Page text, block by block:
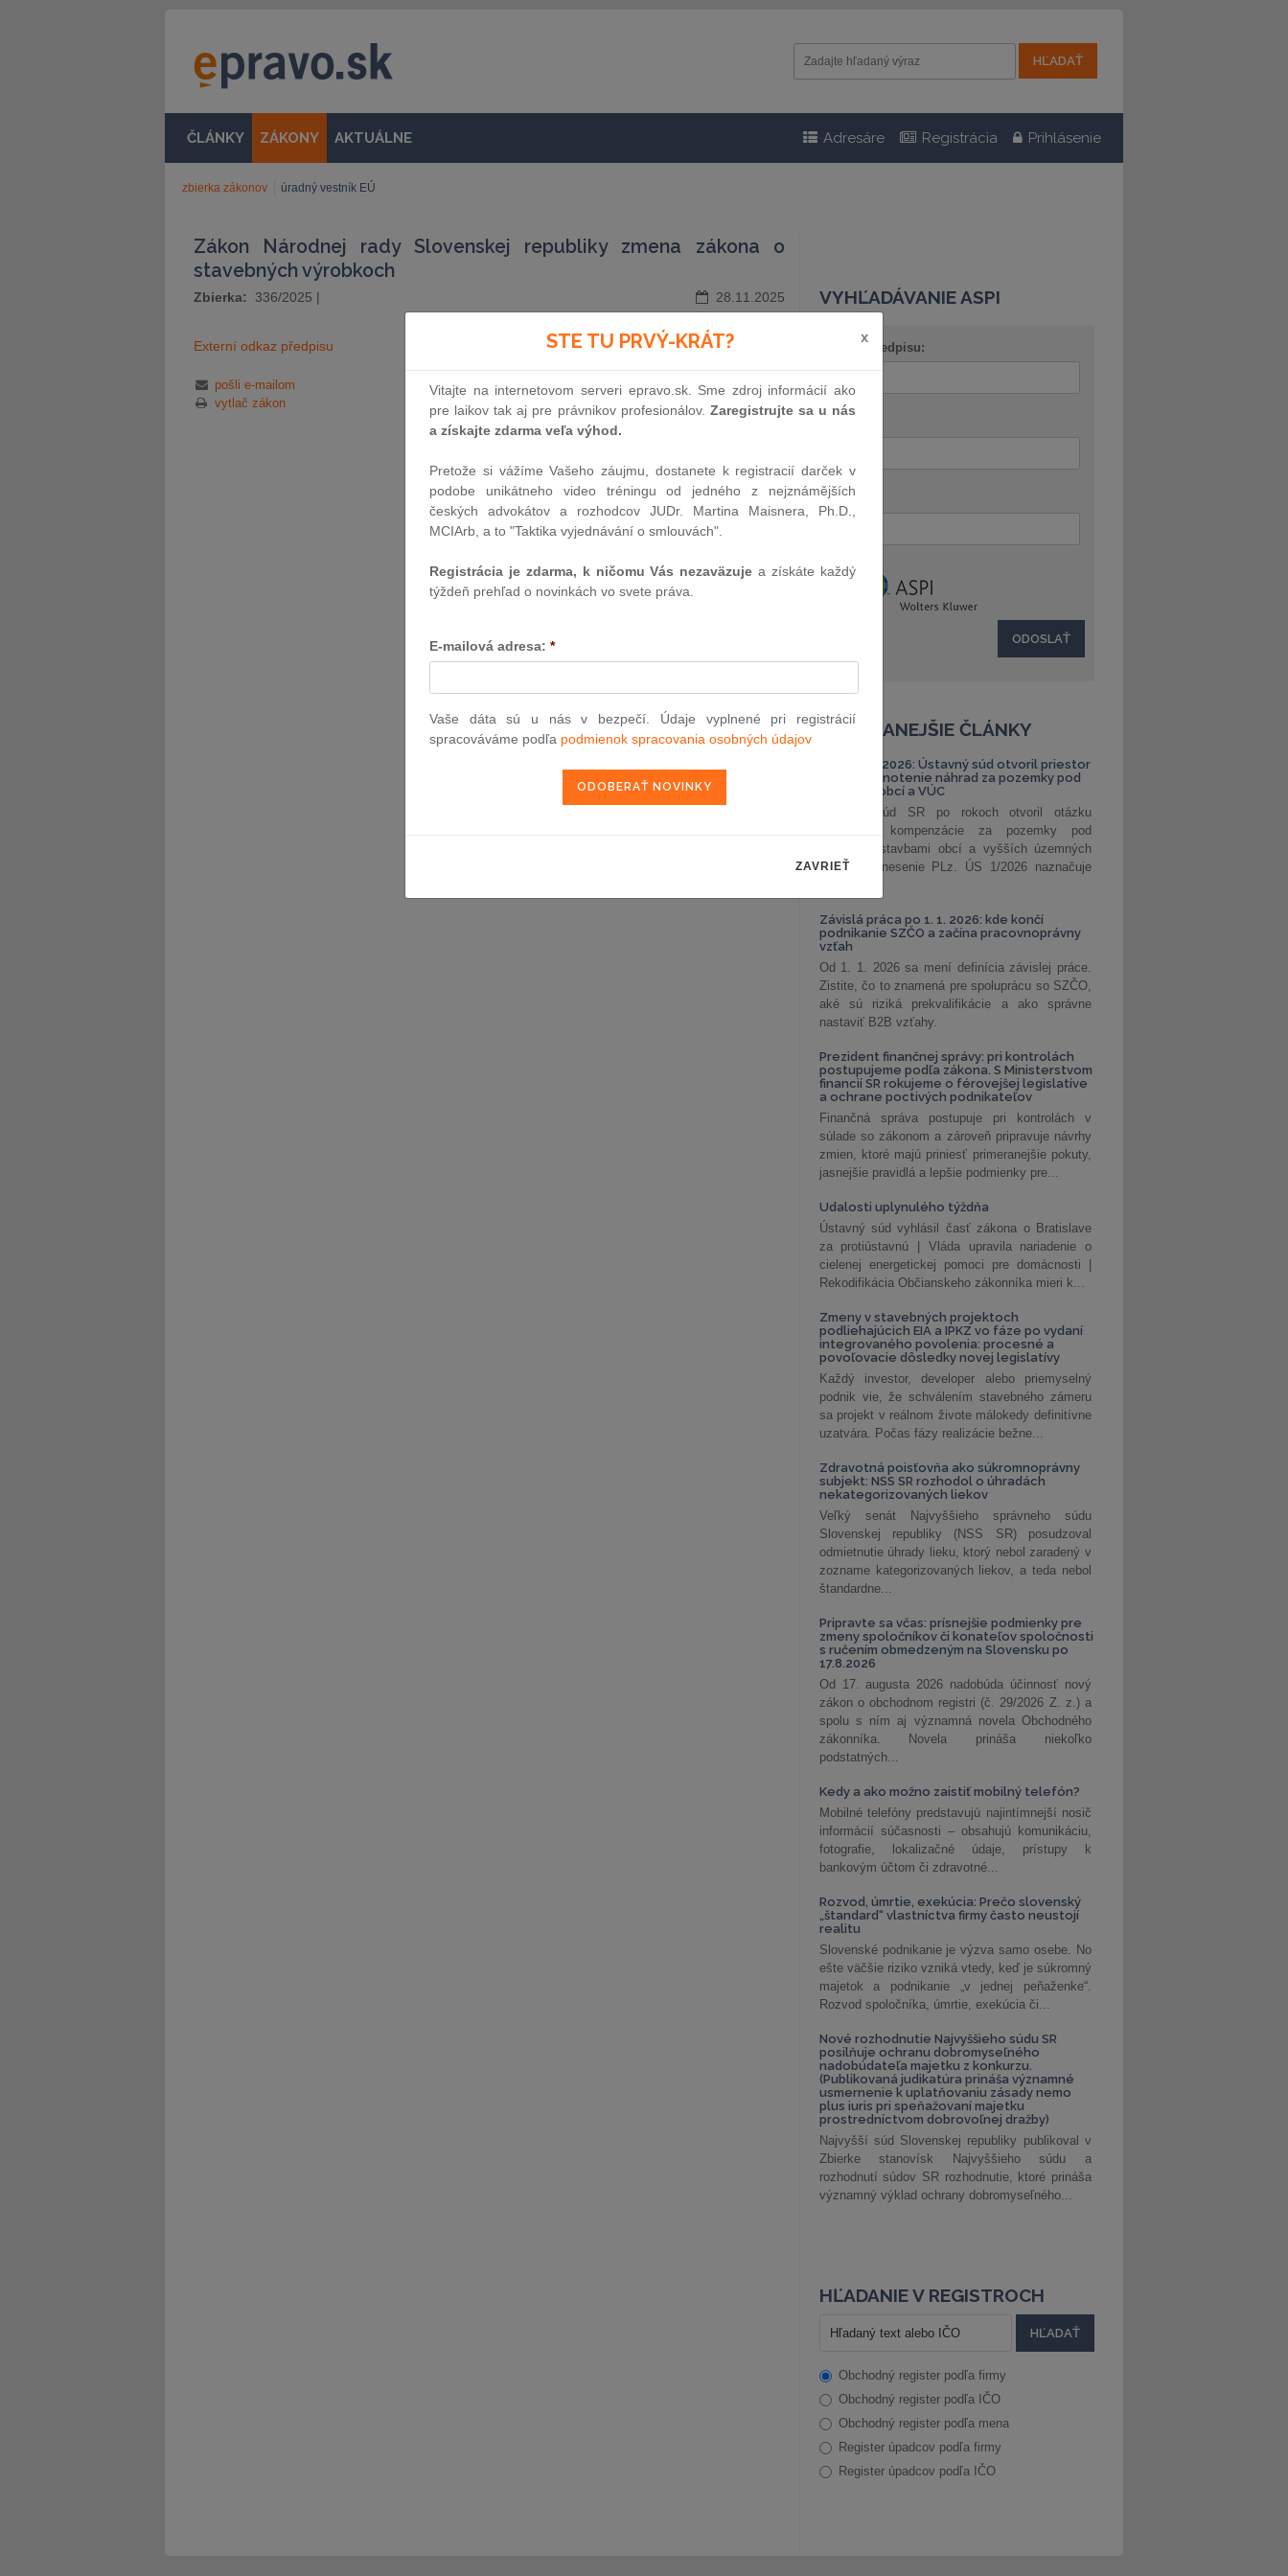
ČLÁNKY ZÁKONY AKTUÁLNE Adresáre Registrácia Prihlásenie
zbierka zákonov úradný vestník EÚ
Zákon Národnej rady Slovenskej republiky zmena zákona o
stavebných výrobkoch
Zbierka: 336/2025 | 28.11.2025
Externí odkaz předpisu
pošli e-mailom
vytlač zákon
VYHĽADÁVANIE ASPI
Číslo predpisu:
Text:
NAJČÍTANEJŠIE ČLÁNKY
PLz. ÚS 1/2026: Ústavný súd otvoril priestor
na prehodnotenie náhrad za pozemky pod
stavbami obcí a VÚC
Ústavný súd SR po rokoch otvoril otázku
primeranej kompenzácie za pozemky pod
verejnými stavbami obcí a vyšších územných
celkov. Uznesenie PLz. ÚS 1/2026 naznačuje
odklon od...
Závislá práca po 1. 1. 2026: kde končí
podnikanie SZČO a začína pracovnoprávny
vzťah
Od 1. 1. 2026 sa mení definícia závislej práce.
Zistite, čo to znamená pre spoluprácu so SZČO,
aké sú riziká prekvalifikácie a ako správne
nastaviť B2B vzťahy.
Prezident finančnej správy: pri kontrolách
postupujeme podľa zákona. S Ministerstvom
financií SR rokujeme o férovejšej legislatíve
a ochrane poctivých podnikateľov
Finančná správa postupuje pri kontrolách v
súlade so zákonom a zároveň pripravuje návrhy
zmien, ktoré majú priniesť primeranejšie pokuty,
jasnejšie pravidlá a lepšie podmienky pre...
Udalosti uplynulého týždňa
Ústavný súd vyhlásil časť zákona o Bratislave
za protiústavnú | Vláda upravila nariadenie o
cielenej energetickej pomoci pre domácnosti |
Rekodifikácia Občianskeho zákonníka mieri k...
Zmeny v stavebných projektoch
podliehajúcich EIA a IPKZ vo fáze po vydaní
integrovaného povolenia: procesné a
povoľovacie dôsledky novej legislatívy
Každý investor, developer alebo priemyselný
podnik vie, že schválením stavebného zámeru
sa projekt v reálnom živote málokedy definitívne
uzatvára. Počas fázy realizácie bežne...
Zdravotná poisťovňa ako súkromnoprávny
subjekt: NSS SR rozhodol o úhradách
nekategorizovaných liekov
Veľký senát Najvyššieho správneho súdu
Slovenskej republiky (NSS SR) posudzoval
odmietnutie úhrady lieku, ktorý nebol zaradený v
zozname kategorizovaných liekov, a teda nebol
štandardne...
Pripravte sa včas: prísnejšie podmienky pre
zmeny spoločníkov či konateľov spoločnosti
s ručením obmedzeným na Slovensku po
17.8.2026
Od 17. augusta 2026 nadobúda účinnosť nový
zákon o obchodnom registri (č. 29/2026 Z. z.) a
spolu s ním aj významná novela Obchodného
zákonníka. Novela prináša niekoľko
podstatných...
Kedy a ako možno zaistiť mobilný telefón?
Mobilné telefóny predstavujú najintímnejší nosič
informácií súčasnosti – obsahujú komunikáciu,
fotografie, lokalizačné údaje, prístupy k
bankovým účtom či zdravotné...
Rozvod, úmrtie, exekúcia: Prečo slovenský
„štandard“ vlastníctva firmy často neustojí
realitu
Slovenské podnikanie je výzva samo osebe. No
ešte väčšie riziko vzniká vtedy, keď je súkromný
majetok a podnikanie „v jednej peňaženke“.
Rozvod spoločníka, úmrtie, exekúcia či...
Nové rozhodnutie Najvyššieho súdu SR
posilňuje ochranu dobromyseľného
nadobúdateľa majetku z konkurzu.
(Publikovaná judikatúra prináša významné
usmernenie k uplatňovaniu zásady nemo
plus iuris pri speňažovaní majetku
prostredníctvom dobrovoľnej dražby)
Najvyšší súd Slovenskej republiky publikoval v
Zbierke stanovísk Najvyššieho súdu a
rozhodnutí súdov SR rozhodnutie, ktoré prináša
významný výklad ochrany dobromyseľného...
HĽADANIE V REGISTROCH
Obchodný register podľa firmy
Obchodný register podľa IČO
Obchodný register podľa mena
Register úpadcov podľa firmy
Register úpadcov podľa IČO
STE TU PRVÝ-KRÁT? x
Vitajte na internetovom serveri epravo.sk. Sme zdroj informácií ako
pre laikov tak aj pre právnikov profesionálov. Zaregistrujte sa u nás
a získajte zdarma veľa výhod.
Pretože si vážíme Vašeho záujmu, dostanete k registracií darček v
podobe unikátneho video tréningu od jedného z nejznámějších
českých advokátov a rozhodcov JUDr. Martina Maisnera, Ph.D.,
MCIArb, a to "Taktika vyjednávání o smlouvách".
Registrácia je zdarma, k ničomu Vás nezaväzuje a získáte každý
týždeň prehľad o novinkách vo svete práva.
E-mailová adresa: *
Vaše dáta sú u nás v bezpečí. Údaje vyplnené pri registrácií
spracováváme podľa podmienok spracovania osobných údajov
ZAVRIEŤ